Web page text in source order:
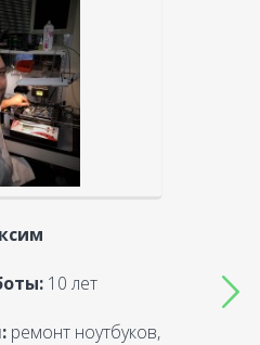
10 лет
ремонт ноутбуков,